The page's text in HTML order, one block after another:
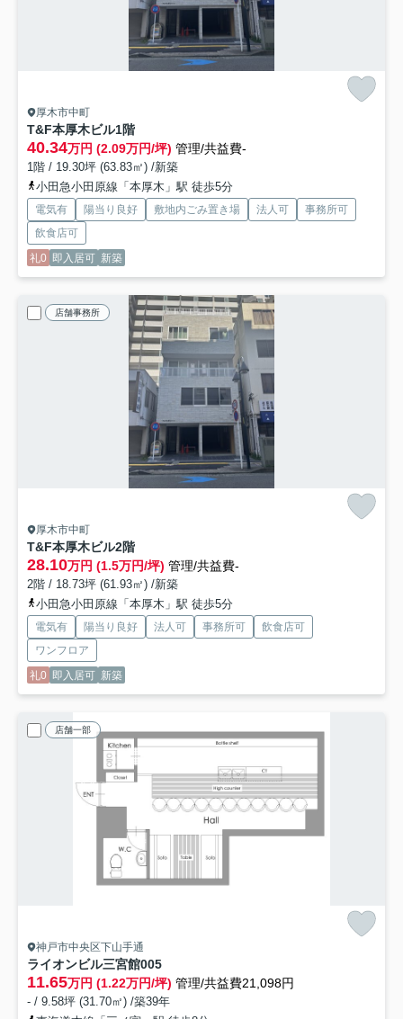
厚木市中町
T&F本厚木ビル1階
40.34万円 (2.09万円/坪) 管理/共益費-
1階 / 19.30坪 (63.83㎡) /新築
小田急小田原線「本厚木」駅 徒歩5分
電気有 陽当り良好 敷地内ごみ置き場 法人可
事務所可
飲食店可
礼0 即入居可 新築
店舗事務所
厚木市中町
T&F本厚木ビル2階
28.10万円 (1.5万円/坪) 管理/共益費-
2階 / 18.73坪 (61.93㎡) /新築
小田急小田原線「本厚木」駅 徒歩5分
電気有 陽当り良好 法人可 事務所可
飲食店可
ワンフロア
礼0 即入居可 新築
店舗一部
神戸市中央区下山手通
ライオンビル三宮館005
11.65万円 (1.22万円/坪) 管理/共益費21,098円
- / 9.58坪 (31.70㎡) /築39年